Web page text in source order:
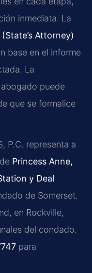
inmediata. La
Attorney)
base en el informe
La
puede
que se formalice
P.C. representa a
Princess Anne,
y Deal
de Somerset.
en Rockville,
del condado.
para